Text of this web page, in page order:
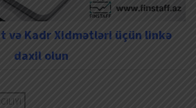
və Kadr Xidmətləri üçün linkə
daxil olun